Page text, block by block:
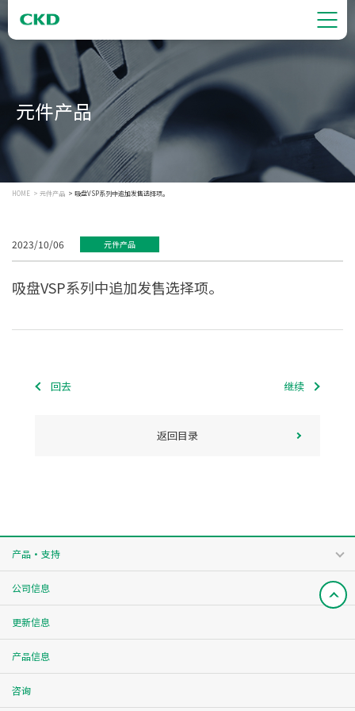
元件产品
HOME 元件产品 吸盘VSP系列中追加发售选择项。
2023/10/06 元件产品
吸盘VSP系列中追加发售选择项。
回去 继续
返回目录
产品・支持
公司信息
更新信息
产品信息
咨询